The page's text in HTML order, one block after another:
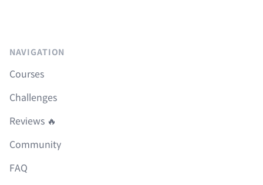
NAVIGATION
Courses
Challenges
Reviews 🔥
Community
FAQ